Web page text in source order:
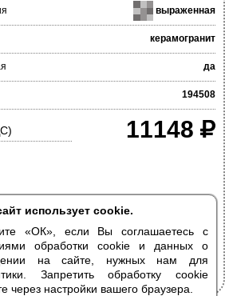
использует cookie.
«ОК», если Вы соглашаетесь с
обработки cookie и данных о
на сайте, нужных нам для
Запретить обработку cookie
через настройки вашего браузера.
выраженная
керамогранит
да
194508
11148
В КОРЗИНУ